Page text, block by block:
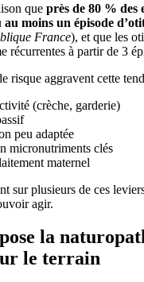
que près de 80 % des
au moins un épisode
France), et que les
récurrentes à partir de 3
risque aggravent cette
(crèche, garderie)
peu adaptée
micronutriments clés
maternel
sur plusieurs de ces
agir.
la
le terrain